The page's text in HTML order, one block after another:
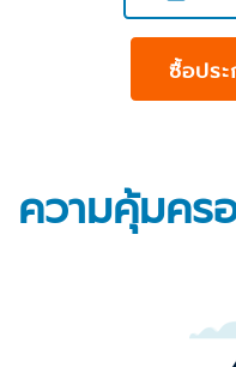
ซื้อประ
ความคุ้มคร